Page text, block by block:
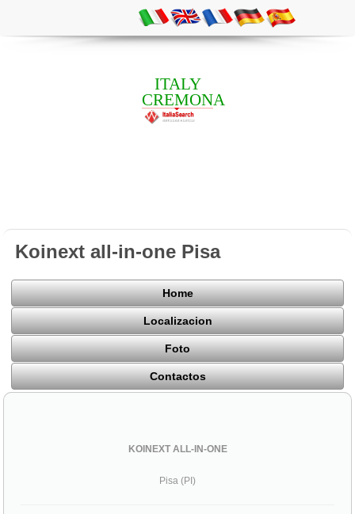
ITALY
CREMONA
Koinext all-in-one Pisa
Home
Localizacion
Foto
Contactos
KOINEXT ALL-IN-ONE
Pisa (PI)